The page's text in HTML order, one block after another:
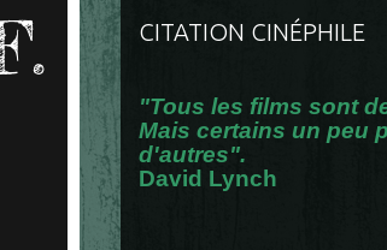
CITATION CINÉPHILE
"Tous les films sont
Mais certains un peu
d'autres".
David Lynch